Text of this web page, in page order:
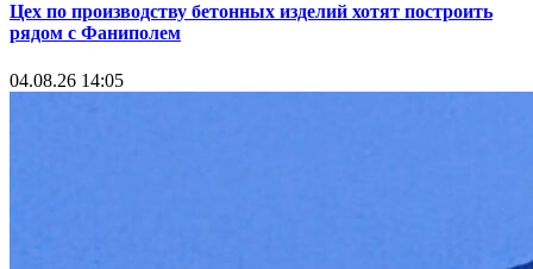
Цех по производству бетонных изделий хотят построить
рядом с Фаниполем
04.08.26 14:05